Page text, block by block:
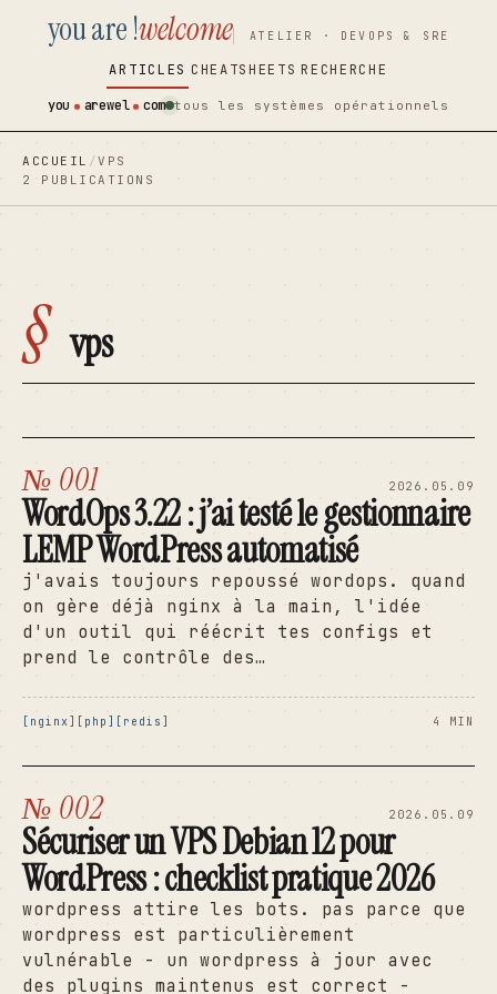
contenu
principal
contenu
principal
you are !welcome ATELIER · DEVOPS & SRE
ARTICLES CHEATSHEETS RECHERCHE
you
arewel com tous les systèmes opérationnels
ACCUEIL /VPS
2 PUBLICATIONS
§ vps
№ 001 2026.05.09
WordOps 3.22 : j’ai testé le gestionnaire
LEMP WordPress automatisé
j'avais toujours repoussé wordops. quand
on gère déjà nginx à la main, l'idée
d'un outil qui réécrit tes configs et
prend le contrôle des…
nginx php redis 4 MIN
№ 002 2026.05.09
Sécuriser un VPS Debian 12 pour
WordPress : checklist pratique 2026
wordpress attire les bots. pas parce que
wordpress est particulièrement
vulnérable - un wordpress à jour avec
des plugins maintenus est correct -